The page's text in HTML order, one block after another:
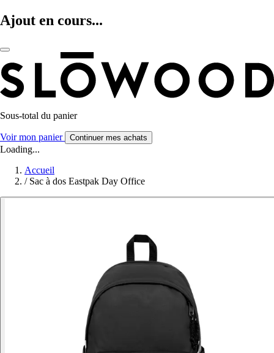
Ajout en cours...
Sous-total du panier
Voir mon panier Continuer mes achats
Loading...
Accueil
/ Sac à dos Eastpak Day Office